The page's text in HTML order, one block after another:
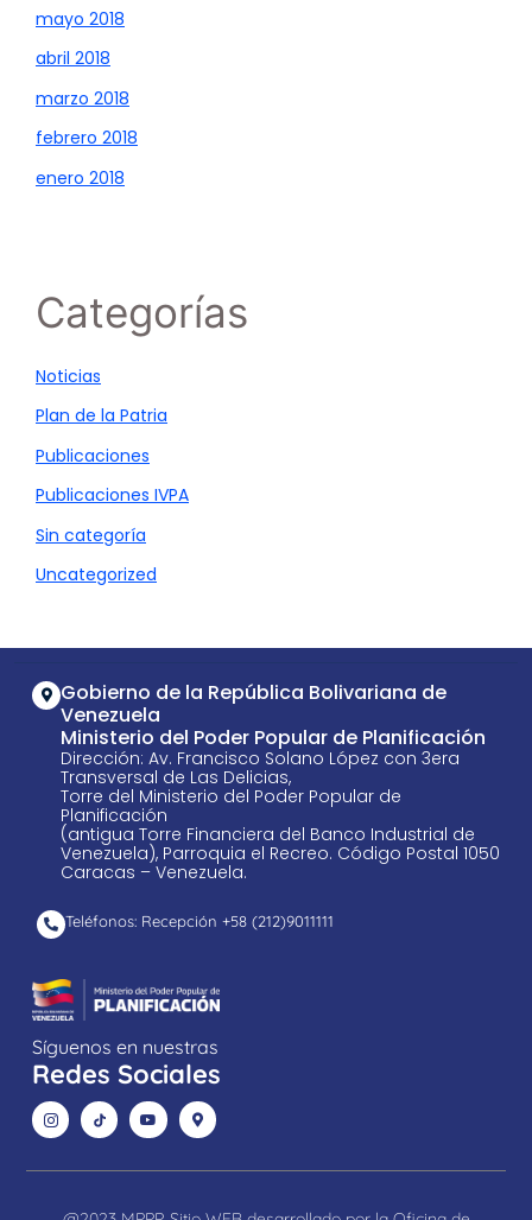
mayo 2018
abril 2018
marzo 2018
febrero 2018
enero 2018
Categorías
Noticias
Plan de la Patria
Publicaciones
Publicaciones IVPA
Sin categoría
Uncategorized
Gobierno de la República Bolivariana de
Venezuela
Ministerio del Poder Popular de Planificación
Dirección: Av. Francisco Solano López con 3era
Transversal de Las Delicias,
Torre del Ministerio del Poder Popular de
Planificación
(antigua Torre Financiera del Banco Industrial de
Venezuela), Parroquia el Recreo. Código Postal 1050
Caracas – Venezuela.
Teléfonos: Recepción +58 ​(212)9011111
Síguenos en nuestras
Redes Sociales